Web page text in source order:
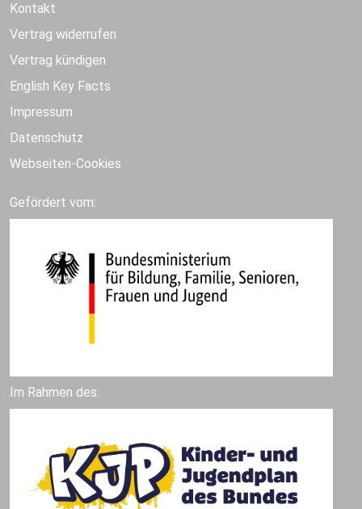
Kontakt
Vertrag widerrufen
Vertrag kündigen
English Key Facts
Impressum
Datenschutz
Webseiten-Cookies
Gefördert vom:
Im Rahmen des: